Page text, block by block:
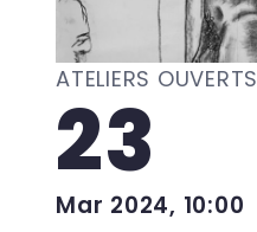
ATELIERS OUVERTS
23
Mar 2024, 10:00